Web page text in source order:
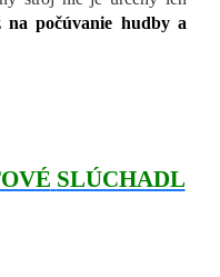
na počúvanie hudby a
SLÚCHADL